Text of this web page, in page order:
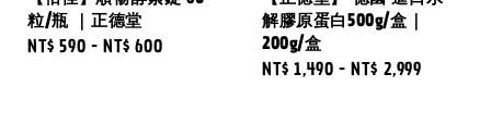
粒/瓶 ｜正德堂
Regular
NT$ 590 -NT$ 600
解膠原蛋白500g/盒｜
200g/盒
Regular
NT$ 1,490 -NT$ 2,999